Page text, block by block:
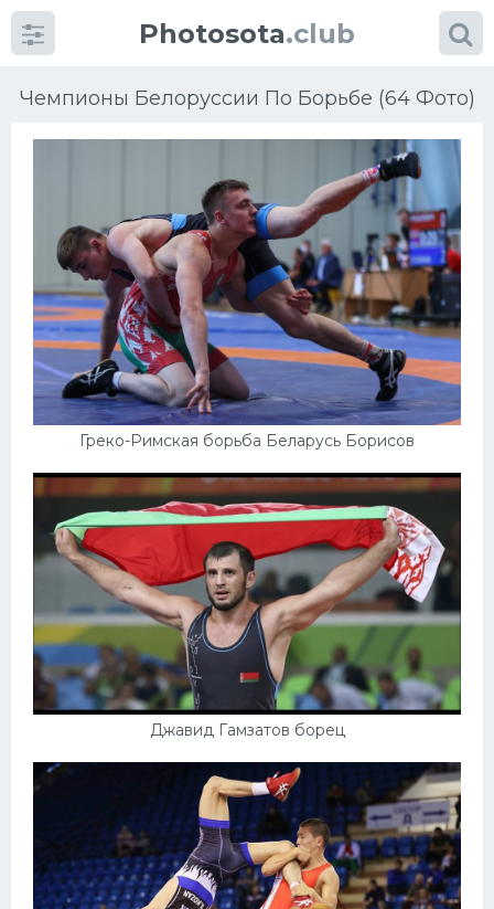
Photosota.club
Чемпионы Белоруссии По Борьбе (64 Фото)
Греко-Римская борьба Беларусь Борисов
Джавид Гамзатов борец
Категории Фото
Еще картинки...
Футбол
Баскетбол
Хоккей
Велогонки
Конькобежный спорт
Тренажеры
Интерьер квартиры